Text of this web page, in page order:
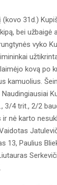
(kovo 31d.)
bei
vyko
kovą po
kamuolius.
Naudingiausiai
3/4 trit., 2/2
ir nė karto
13, Paulius